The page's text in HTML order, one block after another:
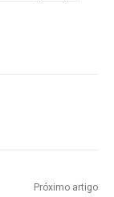
Próximo artigo